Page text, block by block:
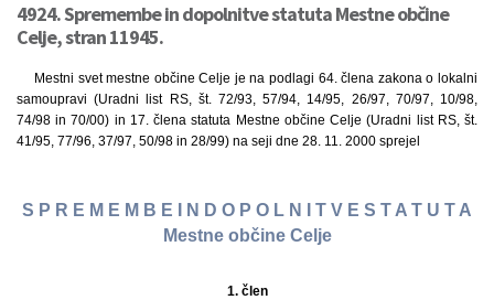
4924. Spremembe in dopolnitve statuta Mestne občine
Celje, stran 11945.
Mestni svet mestne občine Celje je na podlagi 64. člena zakona o lokalni
samoupravi (Uradni list RS, št. 72/93, 57/94, 14/95, 26/97, 70/97, 10/98,
74/98 in 70/00) in 17. člena statuta Mestne občine Celje (Uradni list RS, št.
41/95, 77/96, 37/97, 50/98 in 28/99) na seji dne 28. 11. 2000 sprejel
S P R E M E M B E I N D O P O L N I T V E S T A T U T A
Mestne občine Celje
1. člen